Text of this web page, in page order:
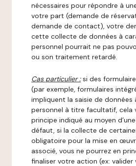
nécessaires pour répondre à
votre part (demande de
demande de contact), votre
cette collecte de données à
personnel pourrait ne pas
ou son traitement retardé.
Cas particulier : si des
(par exemple, formulaires
impliquent la saisie de données
personnel à titre facultatif, cela
principe indiqué au moyen
défaut, si la collecte de
obligatoire pour la mise en
associé, vous ne pourrez en
finaliser votre action (ex: